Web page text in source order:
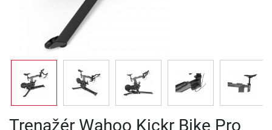
Trenažér Wahoo Kickr Bike Pro